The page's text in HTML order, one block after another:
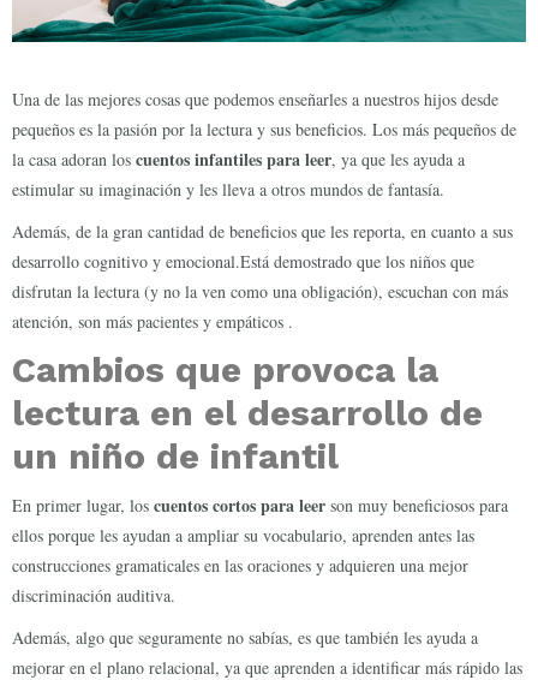
Una de las mejores cosas que podemos enseñarles a nuestros hijos desde
pequeños es la pasión por la lectura y sus beneficios. Los más pequeños de
la casa adoran los cuentos infantiles para leer, ya que les ayuda a
estimular su imaginación y les lleva a otros mundos de fantasía.
Además, de la gran cantidad de beneficios que les reporta, en cuanto a sus
desarrollo cognitivo y emocional.Está demostrado que los niños que
disfrutan la lectura (y no la ven como una obligación), escuchan con más
atención, son más pacientes y empáticos .
Cambios que provoca la
lectura en el desarrollo de
un niño de infantil
En primer lugar, los cuentos cortos para leer son muy beneficiosos para
ellos porque les ayudan a ampliar su vocabulario, aprenden antes las
construcciones gramaticales en las oraciones y adquieren una mejor
discriminación auditiva.
Además, algo que seguramente no sabías, es que también les ayuda a
mejorar en el plano relacional, ya que aprenden a identificar más rápido las